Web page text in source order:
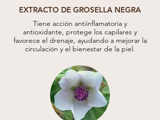
EXTRACTO DE GROSELLA NEGRA
Tiene acción antiinflamatoria y
antioxidante, protege los capilares y
favorece el drenaje, ayudando a mejorar la
circulación y el bienestar de la piel.